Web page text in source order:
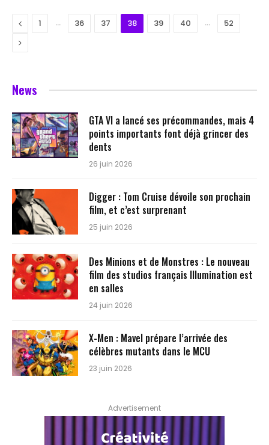
Previous
1 … 36 37 38 39 40 … 52
Next
News
GTA VI a lancé ses précommandes, mais 4
points importants font déjà grincer des
dents
26 juin 2026
Digger : Tom Cruise dévoile son prochain
film, et c’est surprenant
25 juin 2026
Des Minions et de Monstres : Le nouveau
film des studios français Illumination est
en salles
24 juin 2026
X-Men : Mavel prépare l’arrivée des
célèbres mutants dans le MCU
23 juin 2026
Advertisement